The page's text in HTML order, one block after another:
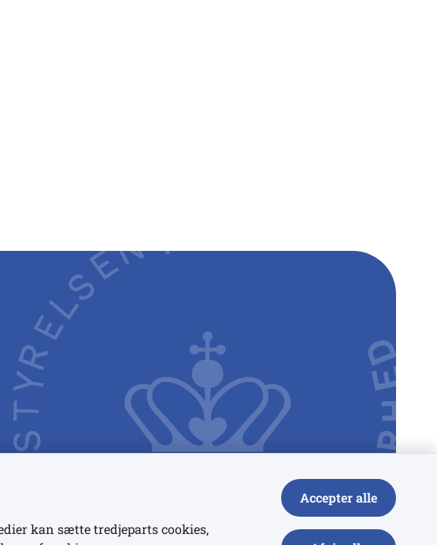
kan sætte tredjeparts cookies,
Accepter alle